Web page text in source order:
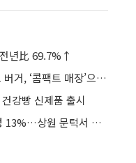
년比 69.7%↑
강승협 신세계푸드 대표 “노브랜드 버거, ‘콤팩트 매장’으로 업계 톱3 목표”
강빵 신제품 출시
美 클래리티 법안 연내 통과 가능성 13%…상원 문턱서 제동